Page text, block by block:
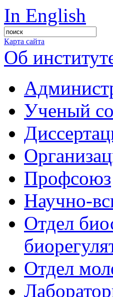
In English
Карта сайта
Об
Ученый
Профсоюз
Научно-
Отдел
Отдел